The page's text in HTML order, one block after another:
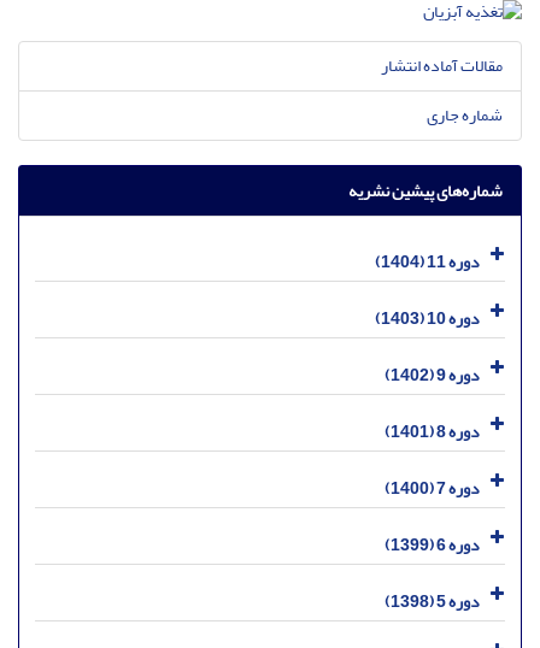
مقالات آماده انتشار
شماره جاری
شماره‌های پیشین نشریه
دوره 11 (1404)
دوره 10 (1403)
دوره 9 (1402)
دوره 8 (1401)
دوره 7 (1400)
دوره 6 (1399)
دوره 5 (1398)